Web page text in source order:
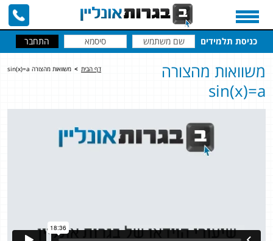
כניסת תלמידים
דף הבית > משוואות מהצורה sin(x)=a
משוואות מהצורה
sin(x)=a